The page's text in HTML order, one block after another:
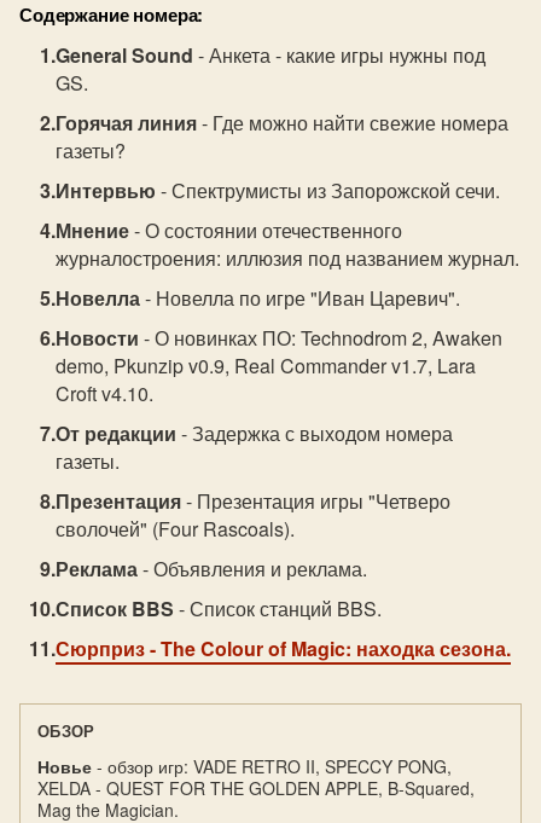
Содержание номера:
General Sound - Анкета - какие игры нужны под
GS.
Горячая линия- Где можно найти свежие номера
газеты?
Интервью - Спектрумисты из Запорожской сечи.
Мнение- О состоянии отечественного
журналостроения: иллюзия под названием журнал.
Новелла- Новелла по игре "Иван Царевич".
Новости - О новинках ПО: Technodrom 2, Awaken
demo, Pkunzip v0.9, Real Commander v1.7, Lara
Croft v4.10.
От редакции - Задержка с выходом номера
газеты.
Презентация- Презентация игры "Четверо
сволочей" (Four Rascoals).
Реклама- Объявления и реклама.
Список BBS - Список станций BBS.
Сюрприз- The Colour of Magic: находка сезона.
ОБЗОР
Новье - обзор игр: VADE RETRO II, SPECCY PONG,
XELDA - QUEST FOR THE GOLDEN APPLE, B-Squared,
Mag the Magician.